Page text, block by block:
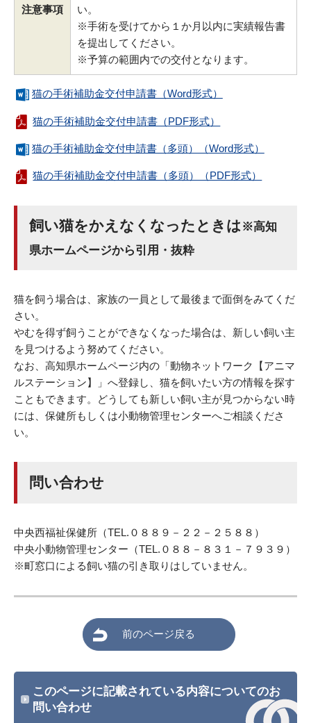
注意事項
い。
※手術を受けてから１か月以内に実績報告書
を提出してください。
※予算の範囲内での交付となります。
猫の手術補助金交付申請書（Word形式）
猫の手術補助金交付申請書（PDF形式）
猫の手術補助金交付申請書（多頭）（Word形式）
猫の手術補助金交付申請書（多頭）（PDF形式）
飼い猫をかえなくなったときは※高知
県ホームページから引用・抜粋
猫を飼う場合は、家族の一員として最後まで面倒をみてくだ
さい。
やむを得ず飼うことができなくなった場合は、新しい飼い主
を見つけるよう努めてください。
なお、高知県ホームページ内の「動物ネットワーク【アニマ
ルステーション】」へ登録し、猫を飼いたい方の情報を探す
こともできます。どうしても新しい飼い主が見つからない時
には、保健所もしくは小動物管理センターへご相談くださ
い。
問い合わせ
中央西福祉保健所（TEL.０８８９－２２－２５８８）
中央小動物管理センター（TEL.０８８－８３１－７９３９）
※町窓口による飼い猫の引き取りはしていません。
前のページ戻る
このページに記載されている内容についてのお
問い合わせ